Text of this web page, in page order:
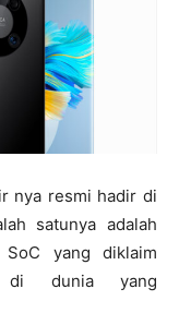
nya resmi hadir di
satunya adalah
yang diklaim
di dunia yang